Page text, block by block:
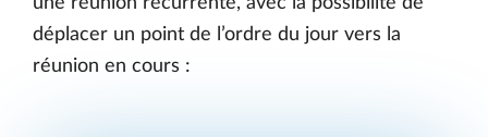
déplacer un point de l’ordre du jour vers la
réunion en cours :